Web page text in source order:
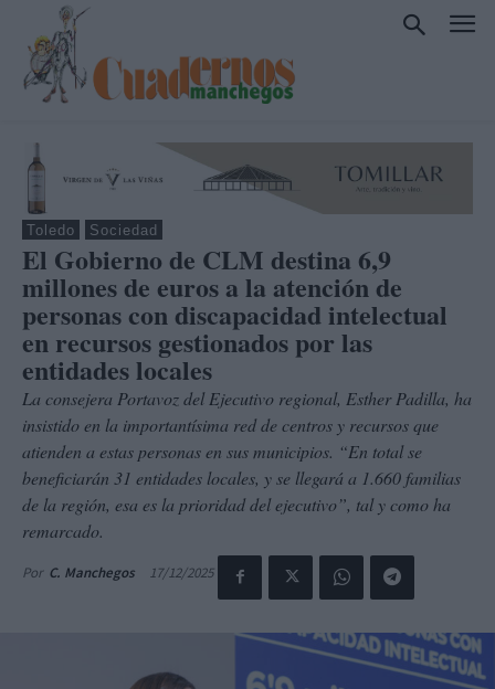
Toledo Sociedad
El Gobierno de CLM destina 6,9
millones de euros a la atención de
personas con discapacidad intelectual
en recursos gestionados por las
entidades locales
La consejera Portavoz del Ejecutivo regional, Esther Padilla, ha
insistido en la importantísima red de centros y recursos que
atienden a estas personas en sus municipios. “En total se
beneficiarán 31 entidades locales, y se llegará a 1.660 familias
de la región, esa es la prioridad del ejecutivo”, tal y como ha
remarcado.
Por C. Manchegos 17/12/2025